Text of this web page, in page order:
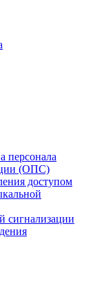
персонала
(ОПС)
доступом
сигнализации